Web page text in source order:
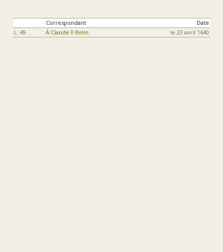
Correspondant
Date
L. 49
À Claude II Belin le 23 avril 1640